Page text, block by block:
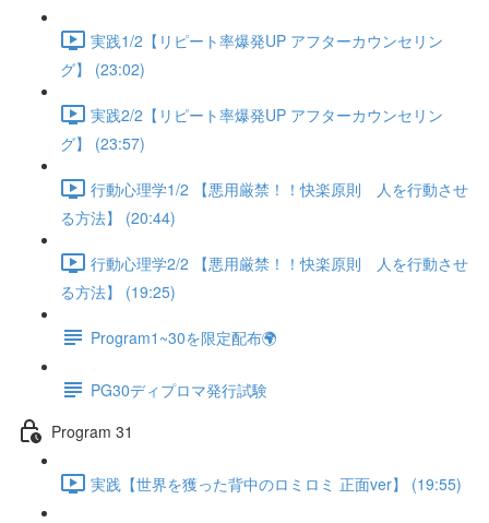
実践1/2【リピート率爆発UP アフターカウンセリン
グ】 (23:02)
実践2/2【リピート率爆発UP アフターカウンセリン
グ】 (23:57)
行動心理学1/2 【悪用厳禁！！快楽原則 人を行動させ
る方法】 (20:44)
行動心理学2/2 【悪用厳禁！！快楽原則 人を行動させ
る方法】 (19:25)
Program1~30を限定配布🌍
PG30ディプロマ発行試験
Program 31
実践【世界を獲った背中のロミロミ 正面ver】 (19:55)